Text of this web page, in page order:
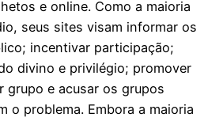
e online. Como a maioria
seus sites visam informar os
incentivar participação;
divino e privilégio; promover
grupo e acusar os grupos
o problema. Embora a maioria